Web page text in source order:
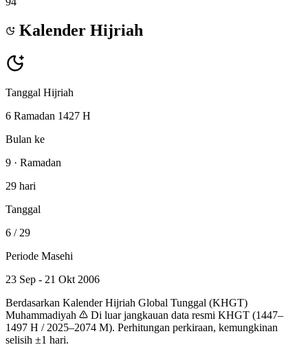
Kalender Hijriah
Tanggal Hijriah
6 Ramadan 1427 H
Bulan ke
9 · Ramadan
29 hari
Tanggal
6 / 29
Periode Masehi
23 Sep - 21 Okt 2006
Berdasarkan Kalender Hijriah Global Tunggal (KHGT)
Muhammadiyah
Di luar jangkauan data resmi KHGT (1447–
1497 H / 2025–2074 M). Perhitungan perkiraan, kemungkinan
selisih ±1 hari.